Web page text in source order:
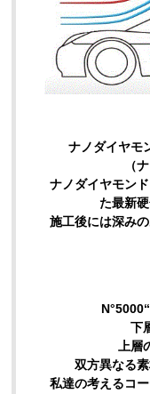
【№9000】未塗装
【Beauty“F”】ナノ
ング 特許取得済み
【20系“F”SILVER
コーティングWAX
【PG1-R改】硬化系
【CNT希釈液】カー
【CNTシャンプー】
シャンプー
ナノダイヤモ
（
ナノダイヤモン
た最新
施工後には深み
下
上
双方異なる
私達の考えるコ